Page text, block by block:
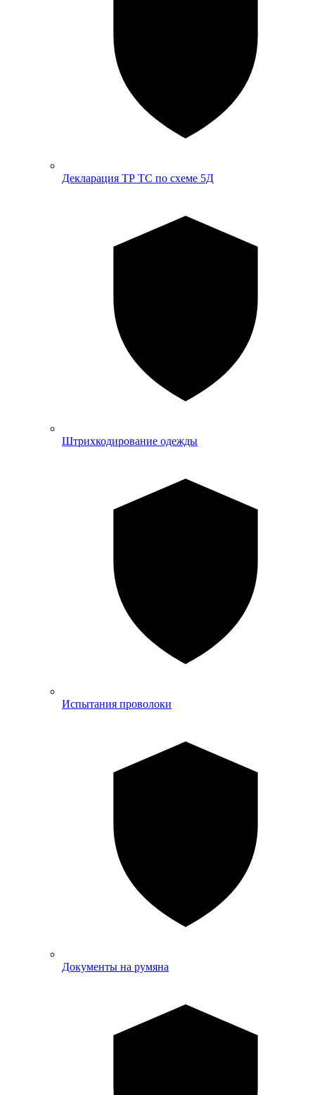
Декларация ТР ТС по схеме 5Д
Штрихкодирование одежды
Испытания проволоки
Документы на румяна